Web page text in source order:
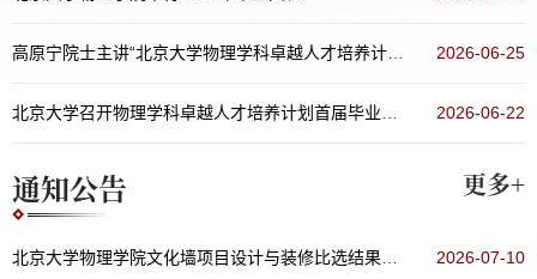
2026-06-25
2026-06-22
通知公告 更多+
2026-07-10